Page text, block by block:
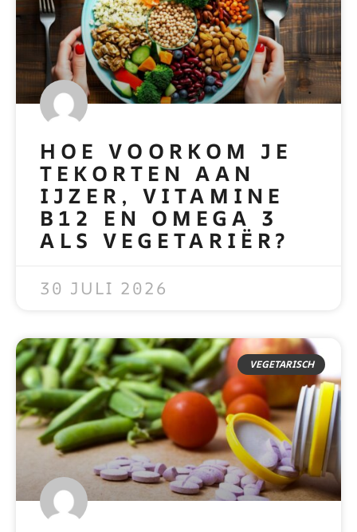
HOE VOORKOM JE
TEKORTEN AAN
IJZER, VITAMINE
B12 EN OMEGA 3
ALS VEGETARIËR?
30 JULI 2026
VEGETARISCH